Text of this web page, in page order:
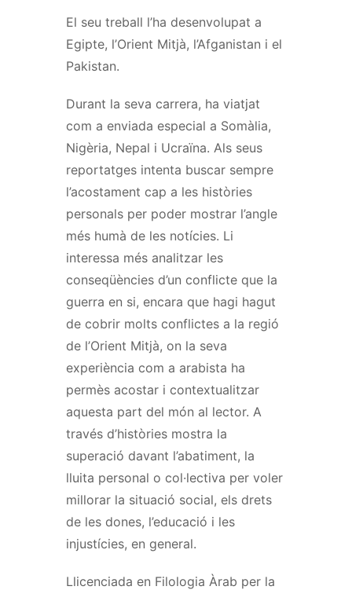
El seu treball l’ha desenvolupat a
Egipte, l’Orient Mitjà, l’Afganistan i el
Pakistan.
Durant la seva carrera, ha viatjat
com a enviada especial a Somàlia,
Nigèria, Nepal i Ucraïna. Als seus
reportatges intenta buscar sempre
l’acostament cap a les històries
personals per poder mostrar l’angle
més humà de les notícies. Li
interessa més analitzar les
conseqüències d’un conflicte que la
guerra en si, encara que hagi hagut
de cobrir molts conflictes a la regió
de l’Orient Mitjà, on la seva
experiència com a arabista ha
permès acostar i contextualitzar
aquesta part del món al lector. A
través d’històries mostra la
superació davant l’abatiment, la
lluita personal o col·lectiva per voler
millorar la situació social, els drets
de les dones, l’educació i les
injustícies, en general.
Llicenciada en Filologia Àrab per la